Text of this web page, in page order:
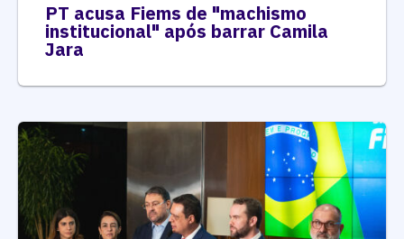
PT acusa Fiems de "machismo
institucional" após barrar Camila
Jara